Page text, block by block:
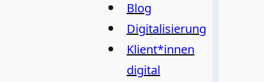
Blog
Digitalisierung
Klient*innen
digital